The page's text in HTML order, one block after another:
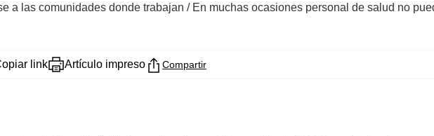
a las comunidades donde trabajan / En muchas ocasiones personal de salud no
link Artículo impreso Compartir